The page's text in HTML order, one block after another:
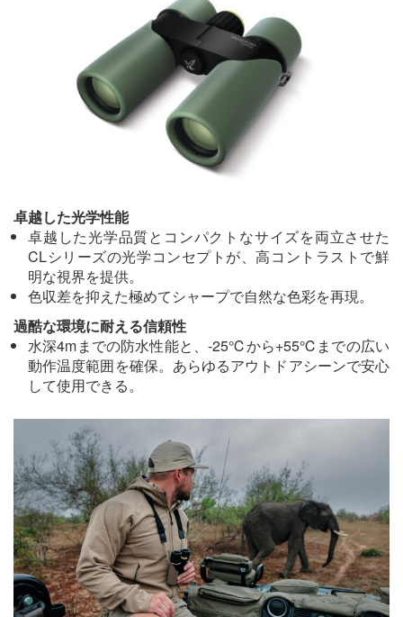
卓越した光学性能
卓越した光学品質とコンパクトなサイズを両立させた
CLシリーズの光学コンセプトが、高コントラストで鮮
明な視界を提供。
色収差を抑えた極めてシャープで自然な色彩を再現。
過酷な環境に耐える信頼性
水深4mまでの防水性能と、-25℃から+55℃までの広い
動作温度範囲を確保。あらゆるアウトドアシーンで安心
して使用できる。